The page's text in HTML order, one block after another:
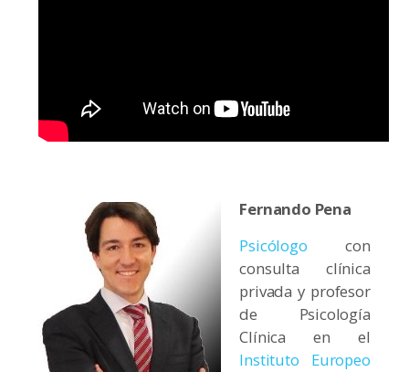
Fernando Pena
Psicólogo con
consulta clínica
privada y profesor
de Psicología
Clínica en el
Instituto Europeo